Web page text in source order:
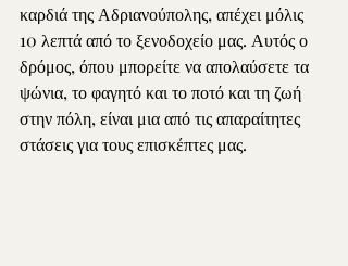
καρδιά της Αδριανούπολης, απέχει μόλις
10 λεπτά από το ξενοδοχείο μας. Αυτός ο
δρόμος, όπου μπορείτε να απολαύσετε τα
ψώνια, το φαγητό και το ποτό και τη ζωή
στην πόλη, είναι μια από τις απαραίτητες
στάσεις για τους επισκέπτες μας.